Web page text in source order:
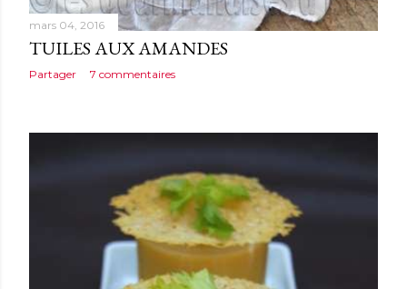
mars 04, 2016
TUILES AUX AMANDES
Partager 7 commentaires